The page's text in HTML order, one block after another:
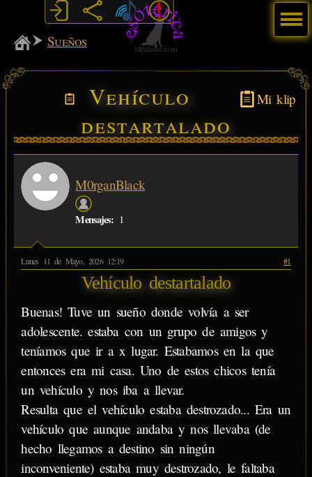
MiSabueso
Sueños
Mi klip
Vehículo
destartalado
M0rganBlack
Mensajes: 1
Lunes 11 de Mayo, 2026 12:19 #1
Vehículo destartalado
Buenas! Tuve un sueño donde volvía a ser
adolescente. estaba con un grupo de amigos y
teníamos que ir a x lugar. Estabamos en la que
entonces era mi casa. Uno de estos chicos tenía
un vehículo y nos iba a llevar.
Resulta que el vehículo estaba destrozado... Era un
vehículo que aunque andaba y nos llevaba (de
hecho llegamos a destino sin ningún
inconveniente) estaba muy destrozado, le faltaba
Menú